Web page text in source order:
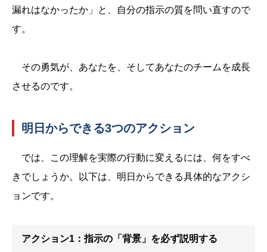
漏れはなかったか」と、自分の指示の質を問い直すので
す。
その勇気が、あなたを、そしてあなたのチームを成長
させるのです。
明日からできる3つのアクション
では、この理解を実際の行動に変えるには、何をすべ
きでしょうか。以下は、明日からできる具体的なアクシ
ョンです。
アクション1：指示の「背景」を必ず説明する